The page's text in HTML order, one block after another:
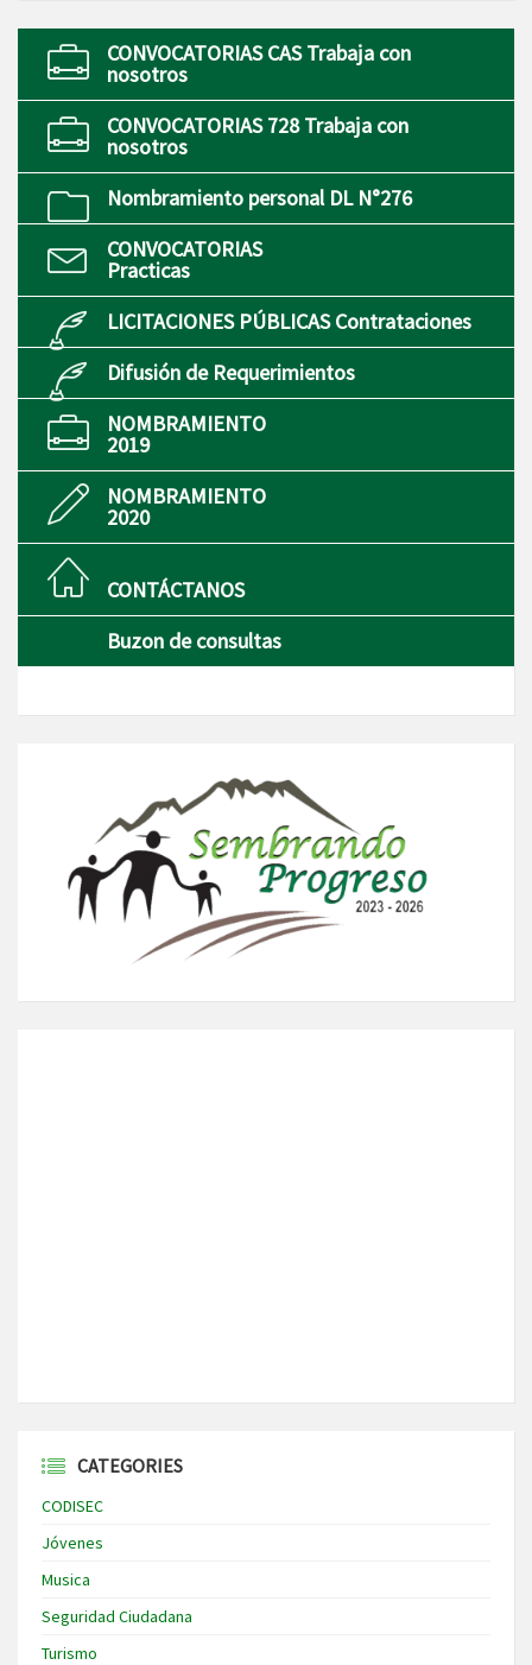
CONVOCATORIAS CAS Trabaja con
nosotros
CONVOCATORIAS 728 Trabaja con
nosotros
Nombramiento personal DL N°276
CONVOCATORIAS
Practicas
LICITACIONES PÚBLICAS Contrataciones
Difusión de Requerimientos
NOMBRAMIENTO
2019
NOMBRAMIENTO
2020
CONTÁCTANOS
Buzon de consultas
CATEGORIES
CODISEC
Jóvenes
Musica
Seguridad Ciudadana
Turismo